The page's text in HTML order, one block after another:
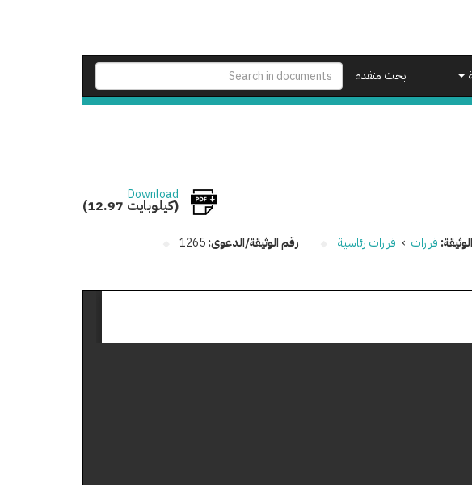
بحث متقدم
Download
(12.97 كيلوبايت)
قرارات › قرارات رئاسية رقم الوثيقة/الدعوى:1265